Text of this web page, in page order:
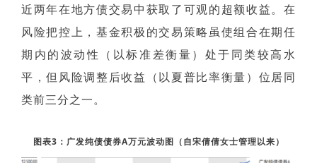
近两年在地方债交易中获取了可观的超额收益。在
风险把控上，基金积极的交易策略虽使组合在期任
期内的波动性（以标准差衡量）处于同类较高水
平，但风险调整后收益（以夏普比率衡量）位居同
类前三分之一。
图表3：广发纯债债券A万元波动图（自宋倩倩女士管理以来）